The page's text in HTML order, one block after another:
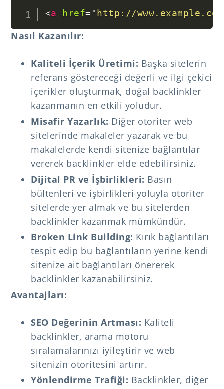
<a href= " http://www.example.com
Nasıl Kazanılır:
Kaliteli İçerik Üretimi: Başka sitelerin
referans göstereceği değerli ve ilgi çekici
içerikler oluşturmak, doğal backlinkler
kazanmanın en etkili yoludur.
Misafir Yazarlık: Diğer otoriter web
sitelerinde makaleler yazarak ve bu
makalelerde kendi sitenize bağlantılar
vererek backlinkler elde edebilirsiniz.
Dijital PR ve İşbirlikleri: Basın
bültenleri ve işbirlikleri yoluyla otoriter
sitelerde yer almak ve bu sitelerden
backlinkler kazanmak mümkündür.
Broken Link Building: Kırık bağlantıları
tespit edip bu bağlantıların yerine kendi
sitenize ait bağlantıları önererek
backlinkler kazanabilirsiniz.
Avantajları:
SEO Değerinin Artması: Kaliteli
backlinkler, arama motoru
sıralamalarınızı iyileştirir ve web
sitenizin otoritesini artırır.
Yönlendirme Trafiği: Backlinkler, diğer